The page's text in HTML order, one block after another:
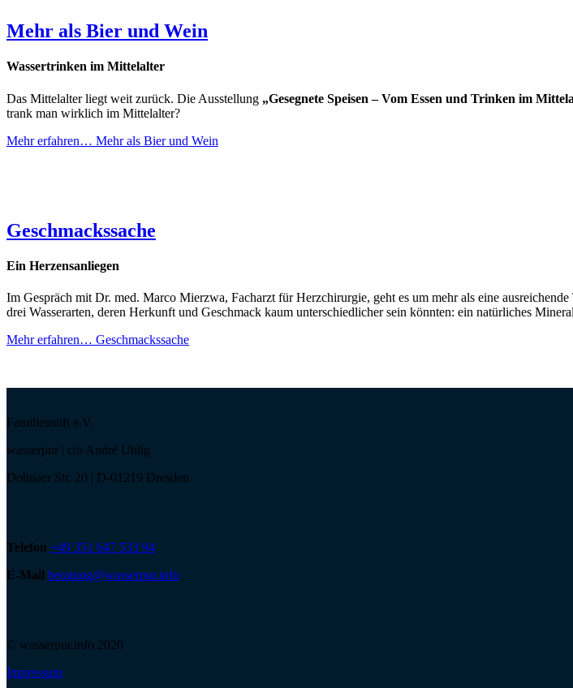
Mehr als Bier und Wein
Wassertrinken im Mittelalter
Das Mittelalter liegt weit zurück. Die Ausstellung „Gesegnete Speisen – Vom Essen und Trinken im
trank man wirklich im Mittelalter?
Mehr erfahren… Mehr als Bier und Wein
Geschmackssache
Ein Herzensanliegen
Im Gespräch mit Dr. med. Marco Mierzwa, Facharzt für Herzchirurgie, geht es um mehr als eine
drei Wasserarten, deren Herkunft und Geschmack kaum unterschiedlicher sein könnten: ein natürliches
Mehr erfahren… Geschmackssache
Familienstift e.V.
wasserpur | c/o André Uhlig
Dohnaer Str. 20 | D-01219 Dresden
Telefon +49 351 647 533 94
E-Mail beratung@wasserpur.info
© wasserpur.info 2026
Impressum